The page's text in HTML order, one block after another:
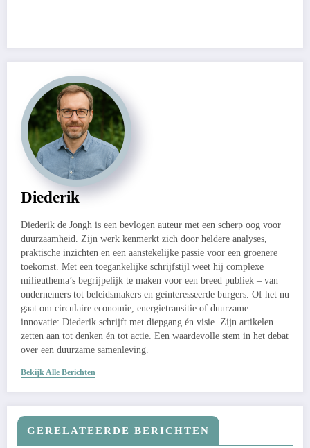
Diederik
Diederik de Jongh is een bevlogen auteur met een scherp oog voor
duurzaamheid. Zijn werk kenmerkt zich door heldere analyses,
praktische inzichten en een aanstekelijke passie voor een groenere
toekomst. Met een toegankelijke schrijfstijl weet hij complexe
milieuthema’s begrijpelijk te maken voor een breed publiek – van
ondernemers tot beleidsmakers en geïnteresseerde burgers. Of het nu
gaat om circulaire economie, energietransitie of duurzame
innovatie: Diederik schrijft met diepgang én visie. Zijn artikelen
zetten aan tot denken én tot actie. Een waardevolle stem in het debat
over een duurzame samenleving.
Bekijk Alle Berichten
GERELATEERDE BERICHTEN